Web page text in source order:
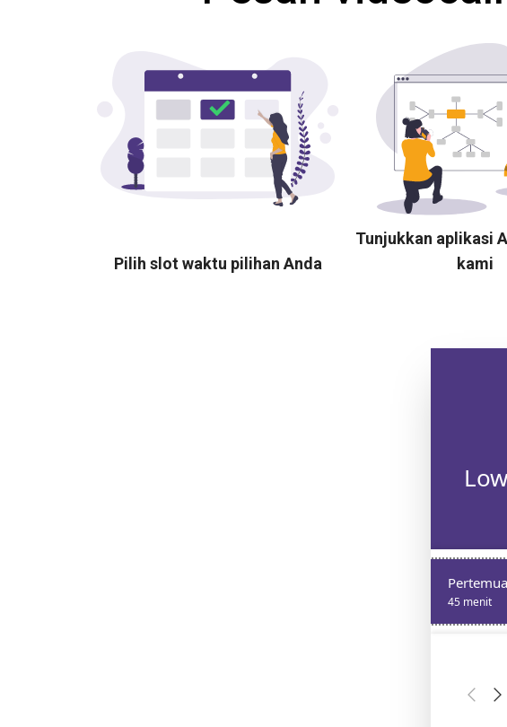
Pilih slot waktu pilihan Anda
Tunjukkan aplikasi
kami